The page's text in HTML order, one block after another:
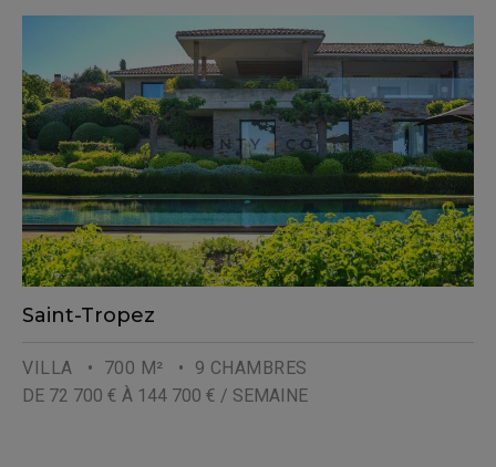
Saint-Tropez
VILLA • 700 M²
• 9 CHAMBRES
DE 72 700 € À 144 700 € / SEMAINE